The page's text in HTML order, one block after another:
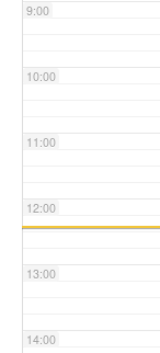
9:00
10:00
11:00
12:00
13:00
14:00